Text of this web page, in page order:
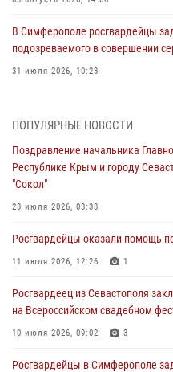
В Симферополе росгвардейцы
подозреваемого в совершении
31 июля 2026, 10:23
объекте в Севастополе
Росгвардейцы Севастополя
охраняемом объекте
29 июля 2026, 12:34
Росгвардейцы Крыма и
28 июля 2026, 14:18
В Симферополе сотрудники
в краже из гипермаркета
24 июля 2026, 12:21
ПОПУЛЯРНЫЕ НОВОСТИ
Поздравление начальника
Республике Крым и городу
"Сокол"
23 июля 2026, 03:38
Росгвардейцы оказали помощь
11 июля 2026, 12:26 1
Росгвардеец из Севастополя
на Всероссийском свадебном
10 июля 2026, 09:02 3
Росгвардейцы в Симферополе